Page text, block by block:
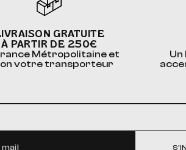
GRATUITE
À PARTIR DE 250€
Métropolitaine et
votre transporteur